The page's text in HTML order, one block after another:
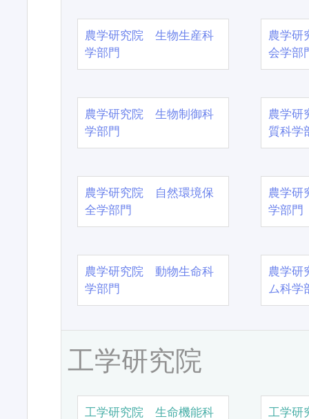
農学研究院 生物生産科
学部門
農学
会学部
農学研究院 生物制御科
学部門
農学
質科学
農学研究院 自然環境保
全学部門
農学
学部門
農学研究院 動物生命科
学部門
農学
ム科学
工学研究院
工学研究院 生命機能科
工学研